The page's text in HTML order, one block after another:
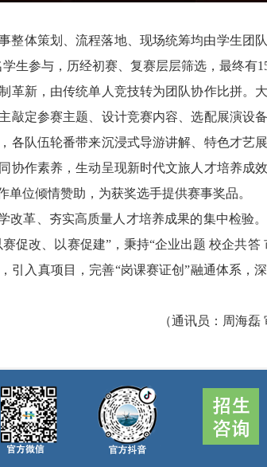
整体策划、流程落地、现场统筹均由学生团
生参与，历经初赛、复赛层层筛选，最终有
革新，由传统单人竞技转为团队协作比拼。
敲定参赛主题、设计竞赛内容、选配展演设
各队伍轮番带来沉浸式导游讲解、特色才艺
协作素养，生动呈现新时代文旅人才培养成
位倾情赞助，为获奖选手提供赛事奖品。
改革、夯实高质量人才培养成果的集中检验
促改、以赛促建”，秉持“企业出题 校企共
引入真项目，完善“岗课赛证创”融通体系，
（通讯员：周海